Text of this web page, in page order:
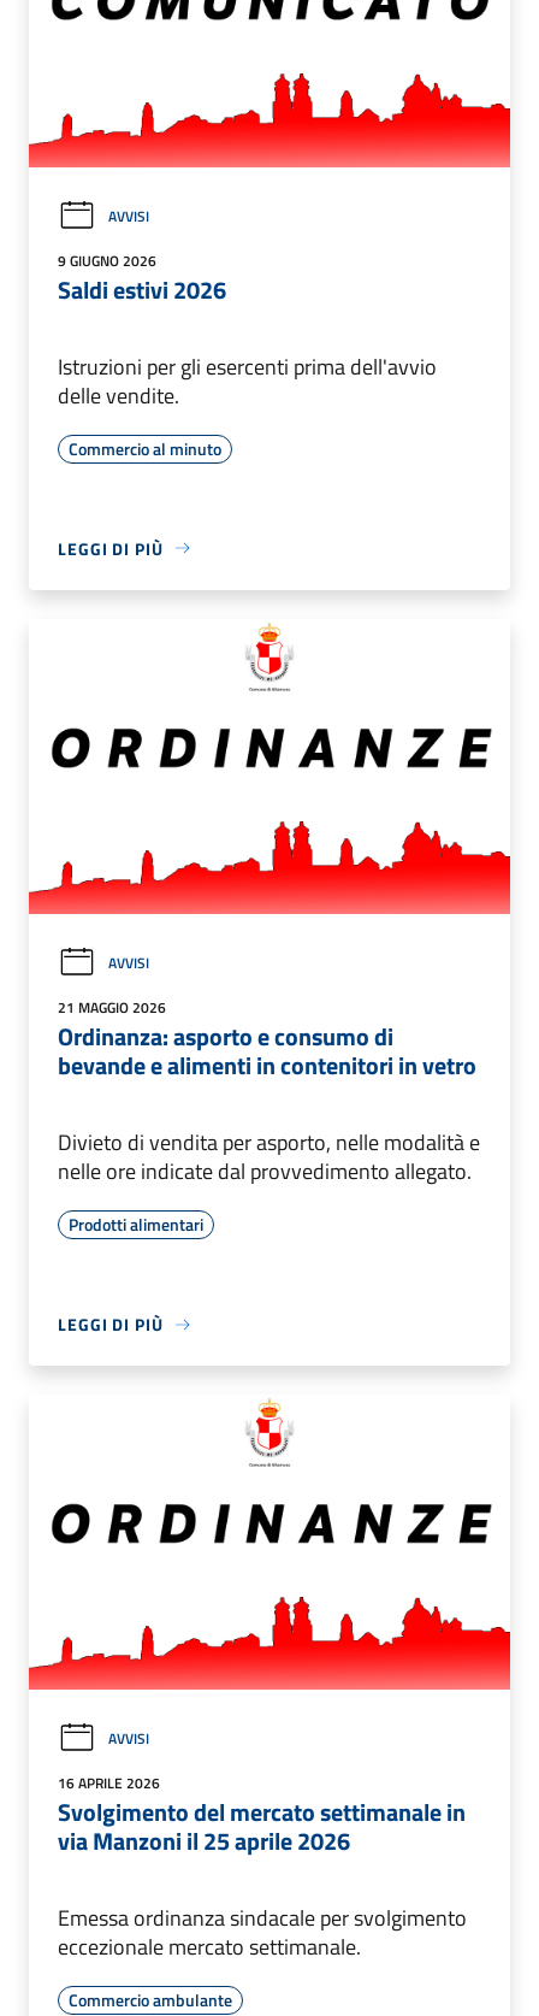
AVVISI
9 GIUGNO 2026
Saldi estivi 2026
Istruzioni per gli esercenti prima dell'avvio
delle vendite.
Commercio al minuto
LEGGI DI PIÙ
AVVISI
21 MAGGIO 2026
Ordinanza: asporto e consumo di
bevande e alimenti in contenitori in vetro
Divieto di vendita per asporto, nelle modalità e
nelle ore indicate dal provvedimento allegato.
Prodotti alimentari
LEGGI DI PIÙ
AVVISI
16 APRILE 2026
Svolgimento del mercato settimanale in
via Manzoni il 25 aprile 2026
Emessa ordinanza sindacale per svolgimento
eccezionale mercato settimanale.
Commercio ambulante